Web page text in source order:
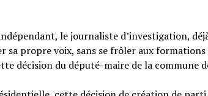
le journaliste d’investigation,
sa propre voix, sans se frôler aux
décision du député-maire de la commune